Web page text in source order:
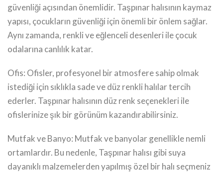
güvenliği açısından önemlidir. Taşpınar halısının kaymaz
yapısı, çocukların güvenliği için önemli bir önlem sağlar.
Aynı zamanda, renkli ve eğlenceli desenleri ile çocuk
odalarına canlılık katar.
Ofis: Ofisler, profesyonel bir atmosfere sahip olmak
istediği için sıklıkla sade ve düz renkli halılar tercih
ederler. Taşpınar halısının düz renk seçenekleri ile
ofislerinize şık bir görünüm kazandırabilirsiniz.
Mutfak ve Banyo: Mutfak ve banyolar genellikle nemli
ortamlardır. Bu nedenle, Taşpınar halısı gibi suya
dayanıklı malzemelerden yapılmış özel bir halı seçmeniz